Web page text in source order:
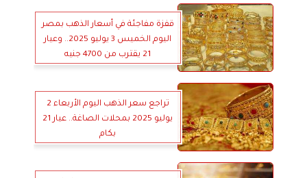
قفزة مفاجئة في أسعار الذهب بمصر
اليوم الخميس 3 يوليو 2025.. وعيار
21 يقترب من 4700 جنيه
تراجع سعر الذهب اليوم الأربعاء 2
يوليو 2025 بمحلات الصاغة.. عيار 21
بكام